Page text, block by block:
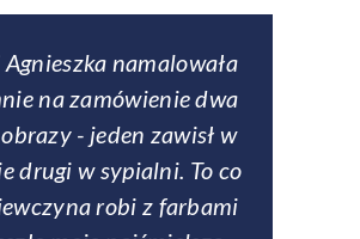
Agnieszka namalowała
na zamówienie dwa
- jeden zawisł w
drugi w sypialni. To co
robi z farbami